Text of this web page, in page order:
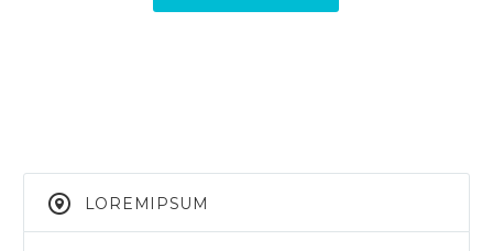
LOREMIPSUM